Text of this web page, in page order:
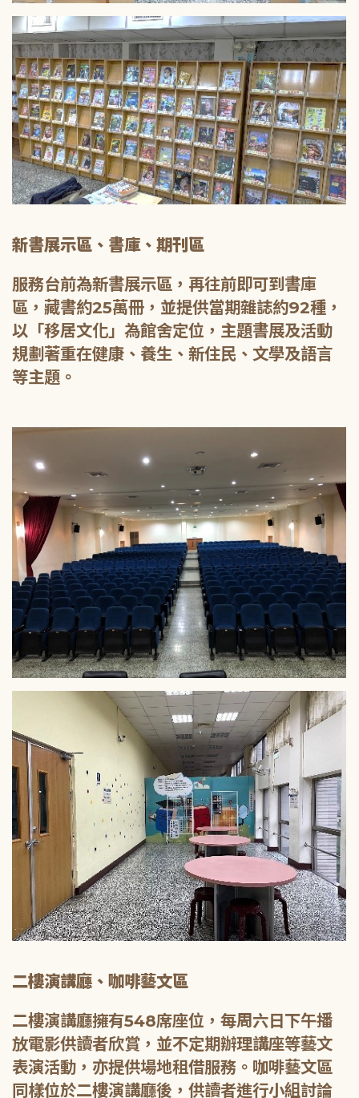
新書展示區、書庫、期刊區
服務台前為新書展示區，再往前即可到書庫
區，藏書約25萬冊，並提供當期雜誌約92種，
以「移居文化」為館舍定位，主題書展及活動
規劃著重在健康、養生、新住民、文學及語言
等主題。
二樓演講廳、咖啡藝文區
二樓演講廳擁有548席座位，每周六日下午播
放電影供讀者欣賞，並不定期辦理講座等藝文
表演活動，亦提供場地租借服務。咖啡藝文區
同樣位於二樓演講廳後，供讀者進行小組討論